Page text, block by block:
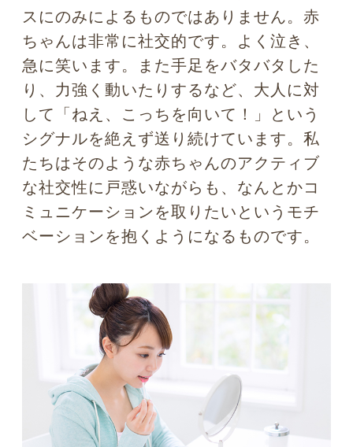
るには、ベビースキーマを利用したメイ
クでも応用出来ます。たとえば 瞳の位置
を下に見せるようなヘアデザインや瞳を
瑞々しく見せるアイメイク、ルージュの
彩り方などで赤ちゃんのような可愛らし
さを引き出せるかもしれませんね。 赤ち
ゃんから引き出される養育欲求・接近欲
求。ここから私たちが学べるヒントは、
無数にあると思いますよ。
Photo by pixta
さて、次回は「相手が泣いた時はどうすればい
恋はただ盲目？ 恋愛におけるア
イデンティティの心理学
相手が泣いた時はどうすればい
い？ 好意の返報性の心理学